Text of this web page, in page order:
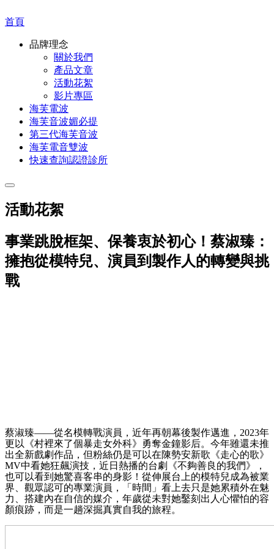
首頁
品牌理念
關於我們
產品文章
活動花絮
影片專區
海芙電波
海芙音波媚必提
第三代海芙音波
海芙電音雙波
快速查詢認證診所
活動花絮
事業跳脫框架、保養衷於初心！蔡淑臻：
擁抱從模特兒、演員到製作人的轉變與挑
戰
蔡淑臻——從名模轉戰演員，近年再朝幕後製作邁進，2023年
更以《村裡來了個暴走女外科》勇奪金鐘影后。今年雖還未推
出全新戲劇作品，但粉絲仍是可以在陳勢安新歌《走心的歌》
MV中看她狂飆演技，近日熱播的台劇《不夠善良的我們》，
也可以看到她驚喜客串的身影！從伸展台上的模特兒成為被業
界、觀眾認可的專業演員，「時間」看上去只是她累積外在魅
力、搭建內在自信的媒介，年歲從未對她鑿刻出人心懼怕的容
顏痕跡，而是一趟深掘真實自我的旅程。